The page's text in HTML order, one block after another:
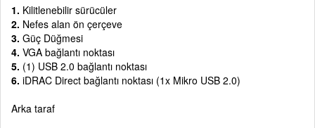
1. Kilitlenebilir sürücüler
2. Nefes alan ön çerçeve
3. Güç Düğmesi
4. VGA bağlantı noktası
5. (1) USB 2.0 bağlantı noktası
6. iDRAC Direct bağlantı noktası (1x Mikro USB 2.0)
Arka taraf